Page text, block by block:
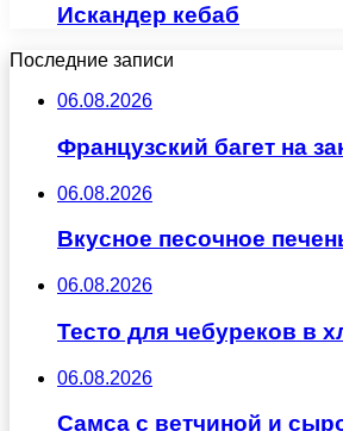
Искандер кебаб
Последние записи
06.08.2026
Французский багет на
06.08.2026
Вкусное песочное
06.08.2026
Тесто для чебуреков в
06.08.2026
Самса с ветчиной и